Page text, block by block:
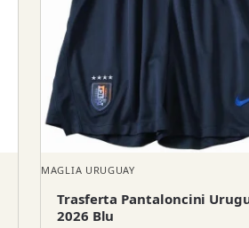
MAGLIA URUGUAY
Trasferta Pantaloncini
2026 Blu